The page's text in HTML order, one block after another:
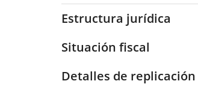
Estructura jurídica
Situación fiscal
Detalles de replicación